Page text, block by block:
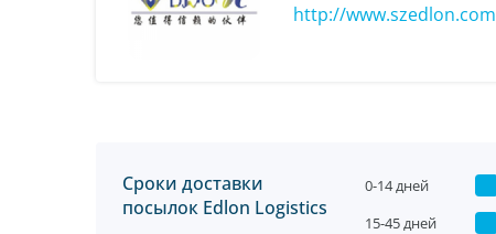
http://www.szedlon.com
Сроки доставки
посылок Edlon Logistics
0-14 дней
15-45 дней